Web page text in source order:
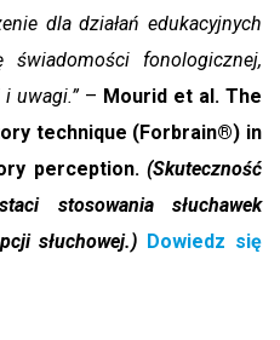
dla działań edukacyjnych
fonologicznej,
uwagi.”– Mourid et al. The
technique (Forbrain®) in
perception. (Skuteczność
stosowania słuchawek
słuchowej.) Dowiedz się